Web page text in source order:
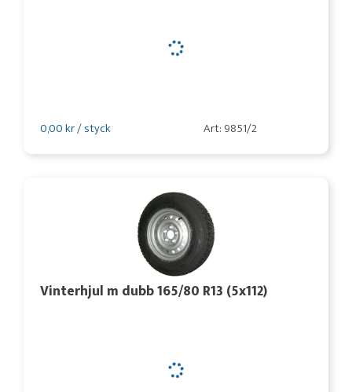
0,00 kr / styck Art: 9851/2
Vinterhjul m dubb 165/80 R13 (5x112)